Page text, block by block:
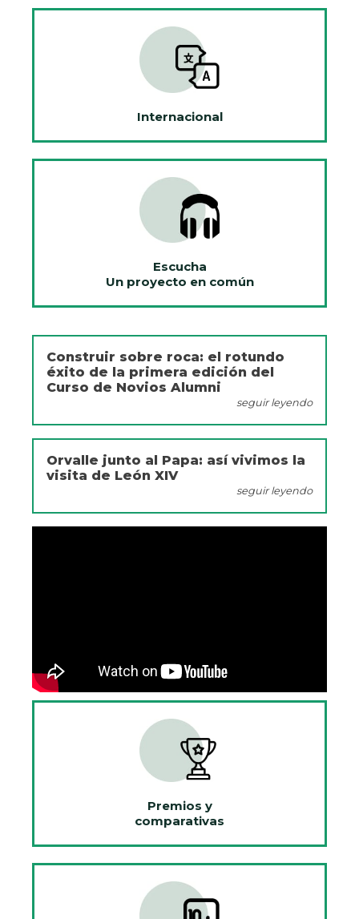
Internacional
Escucha
Un proyecto en común
Construir sobre roca: el rotundo
éxito de la primera edición del
Curso de Novios Alumni
seguir leyendo
Orvalle junto al Papa: así vivimos la
visita de León XIV
seguir leyendo
Premios y
comparativas